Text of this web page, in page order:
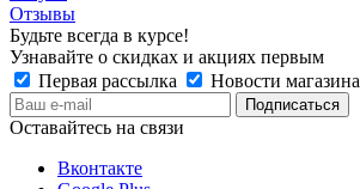
Отзывы
Будьте всегда в курсе!
Узнавайте о скидках и акциях первым
Первая рассылка
Новости магазина
Оставайтесь на связи
Вконтакте